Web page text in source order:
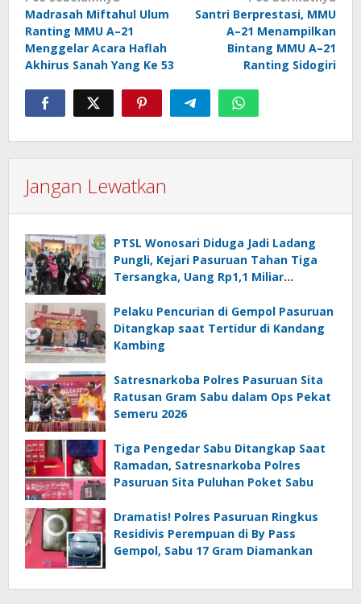
pos
Madrasah Miftahul Ulum
Ranting MMU A–21
Menggelar Acara Haflah
Akhirus Sanah Yang Ke 53
Santri Berprestasi, MMU
A–21 Menampilkan
Bintang MMU A–21
Ranting Sidogiri
Jangan Lewatkan
PTSL Wonosari Diduga Jadi Ladang
Pungli, Kejari Pasuruan Tahan Tiga
Tersangka, Uang Rp1,1 Miliar
Pelaku Pencurian di Gempol Pasuruan
Ditangkap saat Tertidur di Kandang
Kambing
Satresnarkoba Polres Pasuruan Sita
Ratusan Gram Sabu dalam Ops Pekat
Semeru 2026
Tiga Pengedar Sabu Ditangkap Saat
Ramadan, Satresnarkoba Polres
Pasuruan Sita Puluhan Poket Sabu
Dramatis! Polres Pasuruan Ringkus
Residivis Perempuan di By Pass
Gempol, Sabu 17 Gram Diamankan